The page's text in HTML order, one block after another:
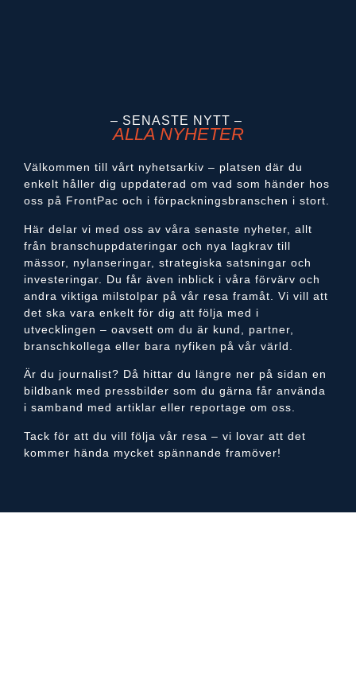
– SENASTE NYTT –
ALLA NYHETER
Välkommen till vårt nyhetsarkiv – platsen där du
enkelt håller dig uppdaterad om vad som händer hos
oss på FrontPac och i förpackningsbranschen i stort.
Här delar vi med oss av våra senaste nyheter, allt
från branschuppdateringar och nya lagkrav till
mässor, nylanseringar, strategiska satsningar och
investeringar. Du får även inblick i våra förvärv och
andra viktiga milstolpar på vår resa framåt. Vi vill att
det ska vara enkelt för dig att följa med i
utvecklingen – oavsett om du är kund, partner,
branschkollega eller bara nyfiken på vår värld.
Är du journalist? Då hittar du längre ner på sidan en
bildbank med pressbilder som du gärna får använda
i samband med artiklar eller reportage om oss.
Tack för att du vill följa vår resa – vi lovar att det
kommer hända mycket spännande framöver!